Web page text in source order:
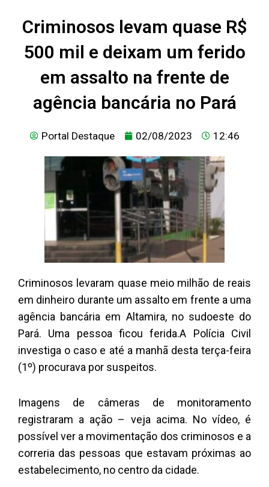
Criminosos levam quase R$
500 mil e deixam um ferido
em assalto na frente de
agência bancária no Pará
Portal Destaque 02/08/2023 12:46
Criminosos levaram quase meio milhão de reais
em dinheiro durante um assalto em frente a uma
agência bancária em Altamira, no sudoeste do
Pará. Uma pessoa ficou ferida.A Polícia Civil
investiga o caso e até a manhã desta terça-feira
(1º) procurava por suspeitos.
Imagens de câmeras de monitoramento
registraram a ação – veja acima. No vídeo, é
possível ver a movimentação dos criminosos e a
correria das pessoas que estavam próximas ao
estabelecimento, no centro da cidade.